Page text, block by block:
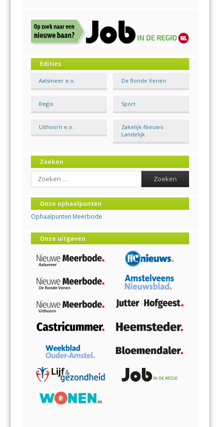
Edities
Aalsmeer e.o. De Ronde Venen
Regio Sport
Uithoorn e.o.
Zakelijk-Nieuws-
Landelijk
Zoeken
Search
Onze ophaalpunten
Ophaalpunten Meerbode
Onze uitgaven